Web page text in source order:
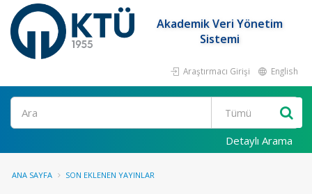
Akademik Veri Yönetim
Sistemi
Araştırmacı Girişi English
Ara
Detaylı Arama
ANA SAYFA SON EKLENEN YAYINLAR